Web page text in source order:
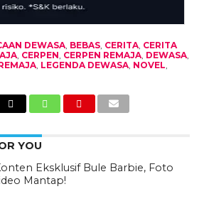
DEWASA, BEBAS, CERITA, CERITA
, CERPEN, CERPEN REMAJA, DEWASA,
, LEGENDA DEWASA, NOVEL,
YOU
Eksklusif Bule Barbie, Foto
Mantap!